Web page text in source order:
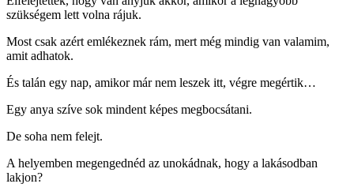
szükségem lett volna rájuk.
Most csak azért emlékeznek rám, mert még mindig van valamim,
amit adhatok.
És talán egy nap, amikor már nem leszek itt, végre megértik…
Egy anya szíve sok mindent képes megbocsátani.
De soha nem felejt.
A helyemben megengednéd az unokádnak, hogy a lakásodban
lakjon?